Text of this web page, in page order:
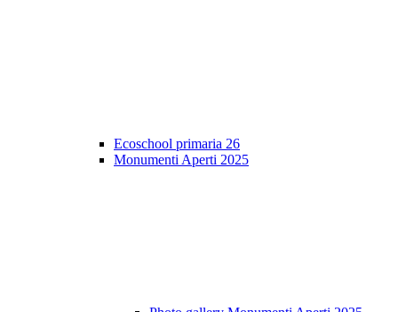
Ecoschool primaria 26
Monumenti Aperti 2025